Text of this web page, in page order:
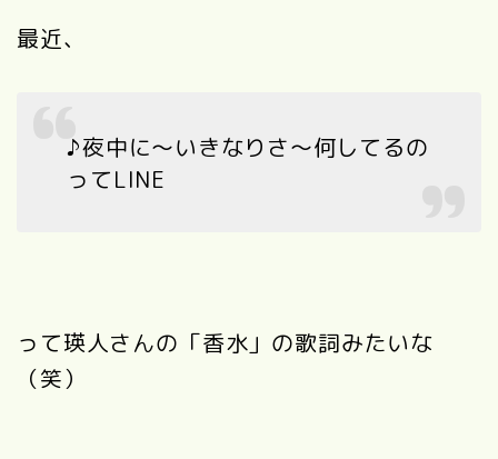
最近、
♪夜中に〜いきなりさ〜何してるの
ってLINE
って瑛人さんの「香水」の歌詞みたいな
（笑）